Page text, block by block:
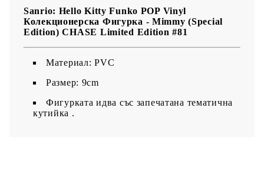
Sanrio: Hello Kitty Funko POP Vinyl
Колекционерска Фигурка - Mimmy (Special
Edition) CHASE Limited Edition #81
Maтериал: PVC
Размер: 9cm
Фигурката идва със запечатана тематична
кутийка .